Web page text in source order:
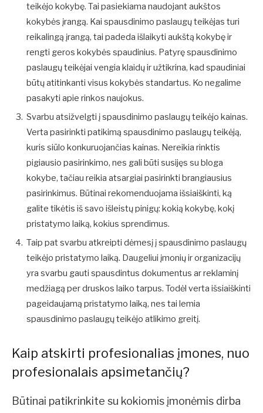
teikėjo kokybę. Tai pasiekiama naudojant aukštos
kokybės įrangą. Kai spausdinimo paslaugų teikėjas turi
reikalingą įrangą, tai padeda išlaikyti aukštą kokybę ir
rengti geros kokybės spaudinius. Patyrę spausdinimo
paslaugų teikėjai vengia klaidų ir užtikrina, kad spaudiniai
būtų atitinkanti visus kokybės standartus. Ko negalime
pasakyti apie rinkos naujokus.
Svarbu atsižvelgti į spausdinimo paslaugų teikėjo kainas.
Verta pasirinkti patikimą spausdinimo paslaugų teikėją,
kuris siūlo konkuruojančias kainas. Nereikia rinktis
pigiausio pasirinkimo, nes gali būti susijęs su bloga
kokybe, tačiau reikia atsargiai pasirinkti brangiausius
pasirinkimus. Būtinai rekomenduojama išsiaiškinti, ką
galite tikėtis iš savo išleistų pinigų: kokią kokybę, kokį
pristatymo laiką, kokius sprendimus.
Taip pat svarbu atkreipti dėmesį į spausdinimo paslaugų
teikėjo pristatymo laiką. Daugeliui įmonių ir organizacijų
yra svarbu gauti spausdintus dokumentus ar reklaminį
medžiagą per druskos laiko tarpus. Todėl verta išsiaiškinti
pageidaujamą pristatymo laiką, nes tai lemia
spausdinimo paslaugų teikėjo atlikimo greitį.
Kaip atskirti profesionalias įmones, nuo
profesionalais apsimetančių?
Būtinai patikrinkite su kokiomis įmonėmis dirba